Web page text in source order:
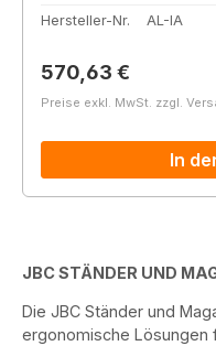
Hersteller-Nr.
AL-IA
Regulärer Preis:
570,63 €
Preise exkl. MwSt. zzgl.
In
JBC STÄNDER UND
Die JBC Ständer und
ergonomische Lösungen